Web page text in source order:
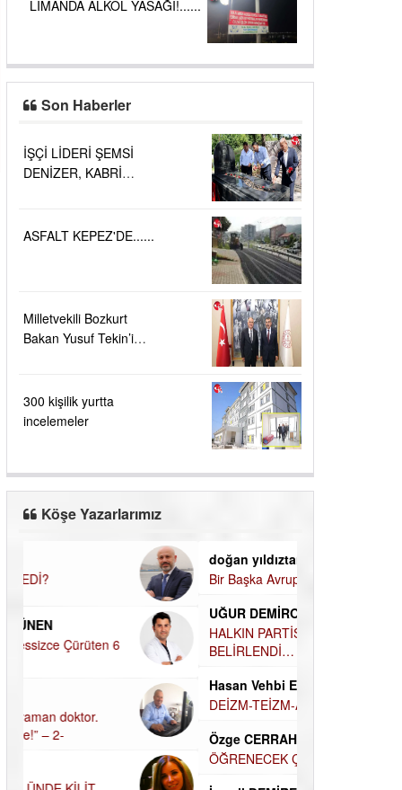
LİMANDA ALKOL YASAĞI!......
Son Haberler
İŞÇİ LİDERİ ŞEMSİ
DENİZER, KABRİ
ASFALT KEPEZ'DE......
Milletvekili Bozkurt
Bakan Yusuf Tekin’i
300 kişilik yurtta
incelemeler
Köşe Yazarlarımız
Bir Başka Avrupa!
UĞUR DEMİROĞLU
HALKIN PARTİSİNDE YENİ YÖNETİM
BELİRLENDİ…
DEİZM-TEİZM-ATEİZM-PANTEİZM’E BAKIŞ
Özge CERRAH
ÖĞRENECEK ÇOK ŞEY VAR...